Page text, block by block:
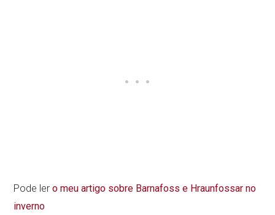
Pode lero meu artigo sobre Barnafoss e Hraunfossar no
inverno